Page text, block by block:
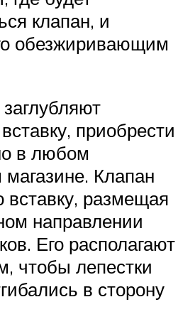
клапан, и
обезжиривающим
приобрести
в любом
Клапан
вставку, размещая
направлении
Его располагают
чтобы лепестки
в сторону